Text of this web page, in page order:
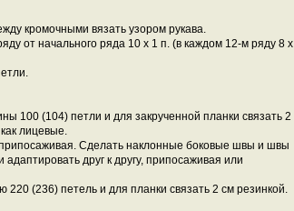
кромочными вязать узором рукава.
от начального ряда 10 x 1 п. (в каждом 12-м ряду 8 x
100 (104) петли и для закрученной планки связать 2
лицевые.
Сделать наклонные боковые швы и швы
друг к другу, припосаживая или
(236) петель и для планки связать 2 см резинкой.